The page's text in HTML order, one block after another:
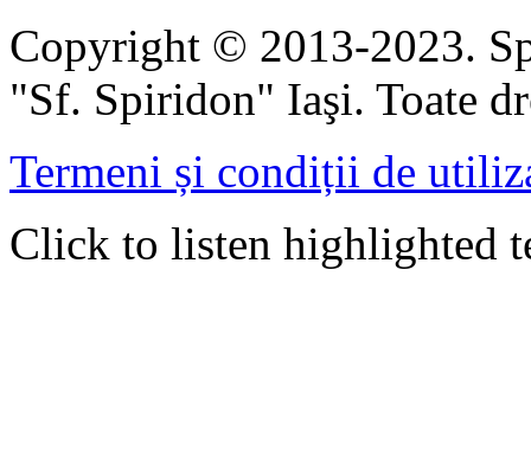
Copyright © 2013-2023.
"Sf. Spiridon" Iaşi. Toate
Termeni și condiții de
Click to listen highlighted